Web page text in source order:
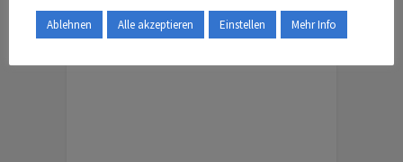
ENGLISH EDITION
Ablehnen Alle akzeptieren Einstellen Mehr Info